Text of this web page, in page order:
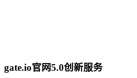
gate.io官网5.0创新服务